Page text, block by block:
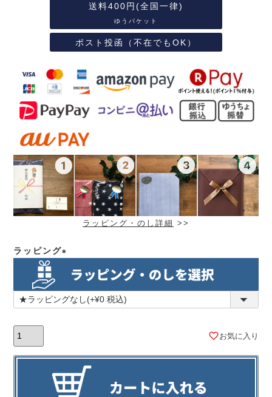
送料400円(全国一律)
ゆうパケット
ポスト投函（不在でもOK）
ラッピング・のし詳細 >>
ラッピング
(必
須)
お気に入り